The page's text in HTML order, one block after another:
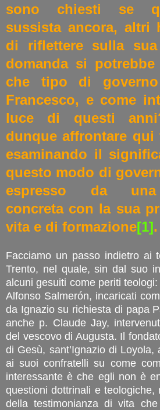
sono chiesti se
sussista ancora, altri
di riflettere sulla
domanda si
che tipo di
Francesco, e come
luce di questi
dunque affrontare qui
esaminando il
questo modo di
espresso da una
concreta con la sua
vita e di formazione[1].
Facciamo un passo indietro ai
Trento, nel quale, sin dal suo
alcuni gesuiti come periti
Alfonso Salmerón, incaricati
da Ignazio su richiesta di papa
anche p. Claude Jay,
del vescovo di Augusta. Il
di Gesù, sant’Ignazio di Loyola,
ai suoi confratelli su come
interessante è che egli non è
questioni dottrinali e teologiche,
della testimonianza di vita